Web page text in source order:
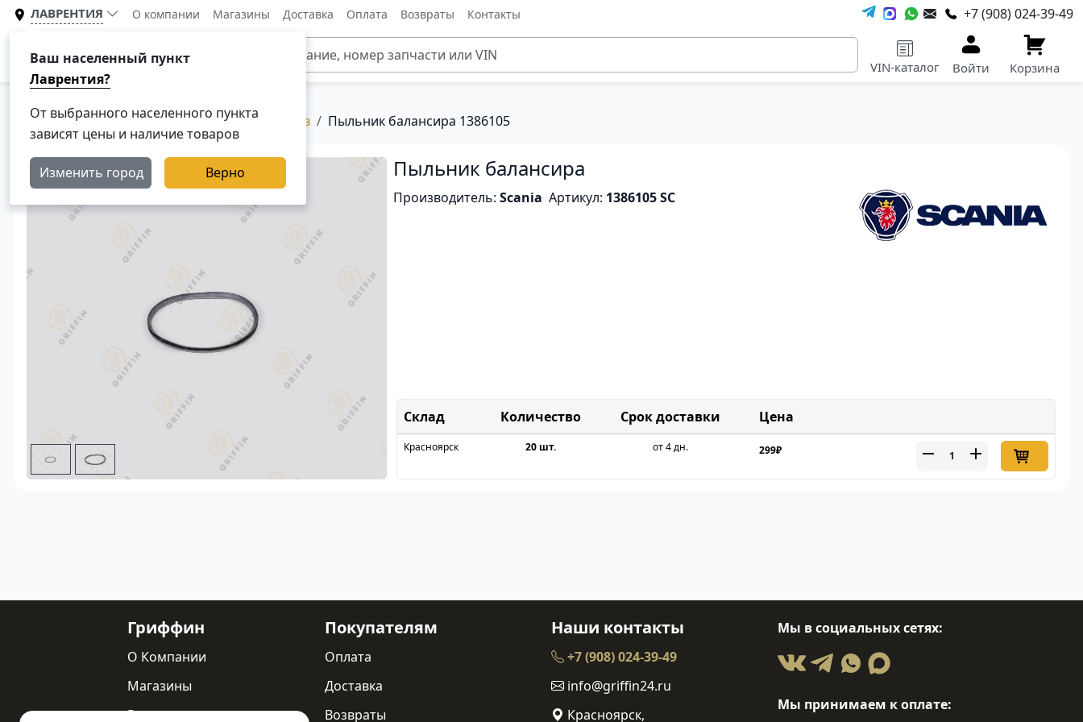
ЛАВРЕНТИЯ
Ваш населенный пункт
Лаврентия?
От выбранного населенного пункта
зависят цены и наличие товаров
Изменить город Верно
О компании Магазины Доставка Оплата Возвраты Контакты +7 (908) 024-39-49
Каталог
VIN-каталог Войти Корзина
Главная Каталог Сальники для грузовиков Пыльник балансира 1386105
Пыльник балансира
Производитель:Scania Артикул: 1386105 SC
Склад Срок доставки Цена
Красноярск 20 шт. от 4 дн. 299₽
Гриффин
О Компании
Магазины
Реквизиты
Покупателям
Оплата
Доставка
Возвраты
Наши контакты
+7 (908) 024-39-49
info@griffin24.ru
Красноярск,
Мы в социальных сетях:
Мы принимаем к оплате: